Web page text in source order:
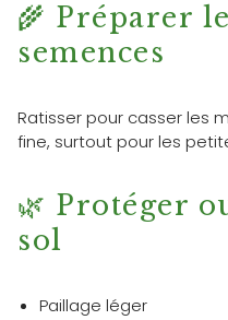
🌾 Préparer
semences
Ratisser pour casser les
fine, surtout pour les
🌿 Protéger
sol
Paillage léger